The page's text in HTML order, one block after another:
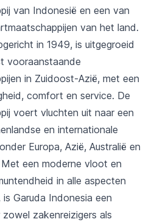
van Indonesië en een van
van het land.
in 1949, is uitgegroeid
vooraanstaande
in Zuidoost-Azië, met een
comfort en service. De
voert vluchten uit naar een
en internationale
Europa, Azië, Australië en
een moderne vloot en
in alle aspecten
Garuda Indonesia een
zakenreizigers als